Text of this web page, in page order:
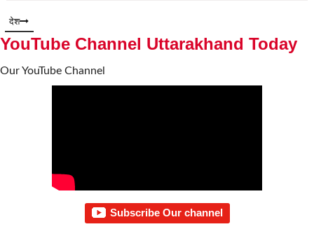
देश
YouTube Channel Uttarakhand Today
Our YouTube Channel
Subscribe Our channel